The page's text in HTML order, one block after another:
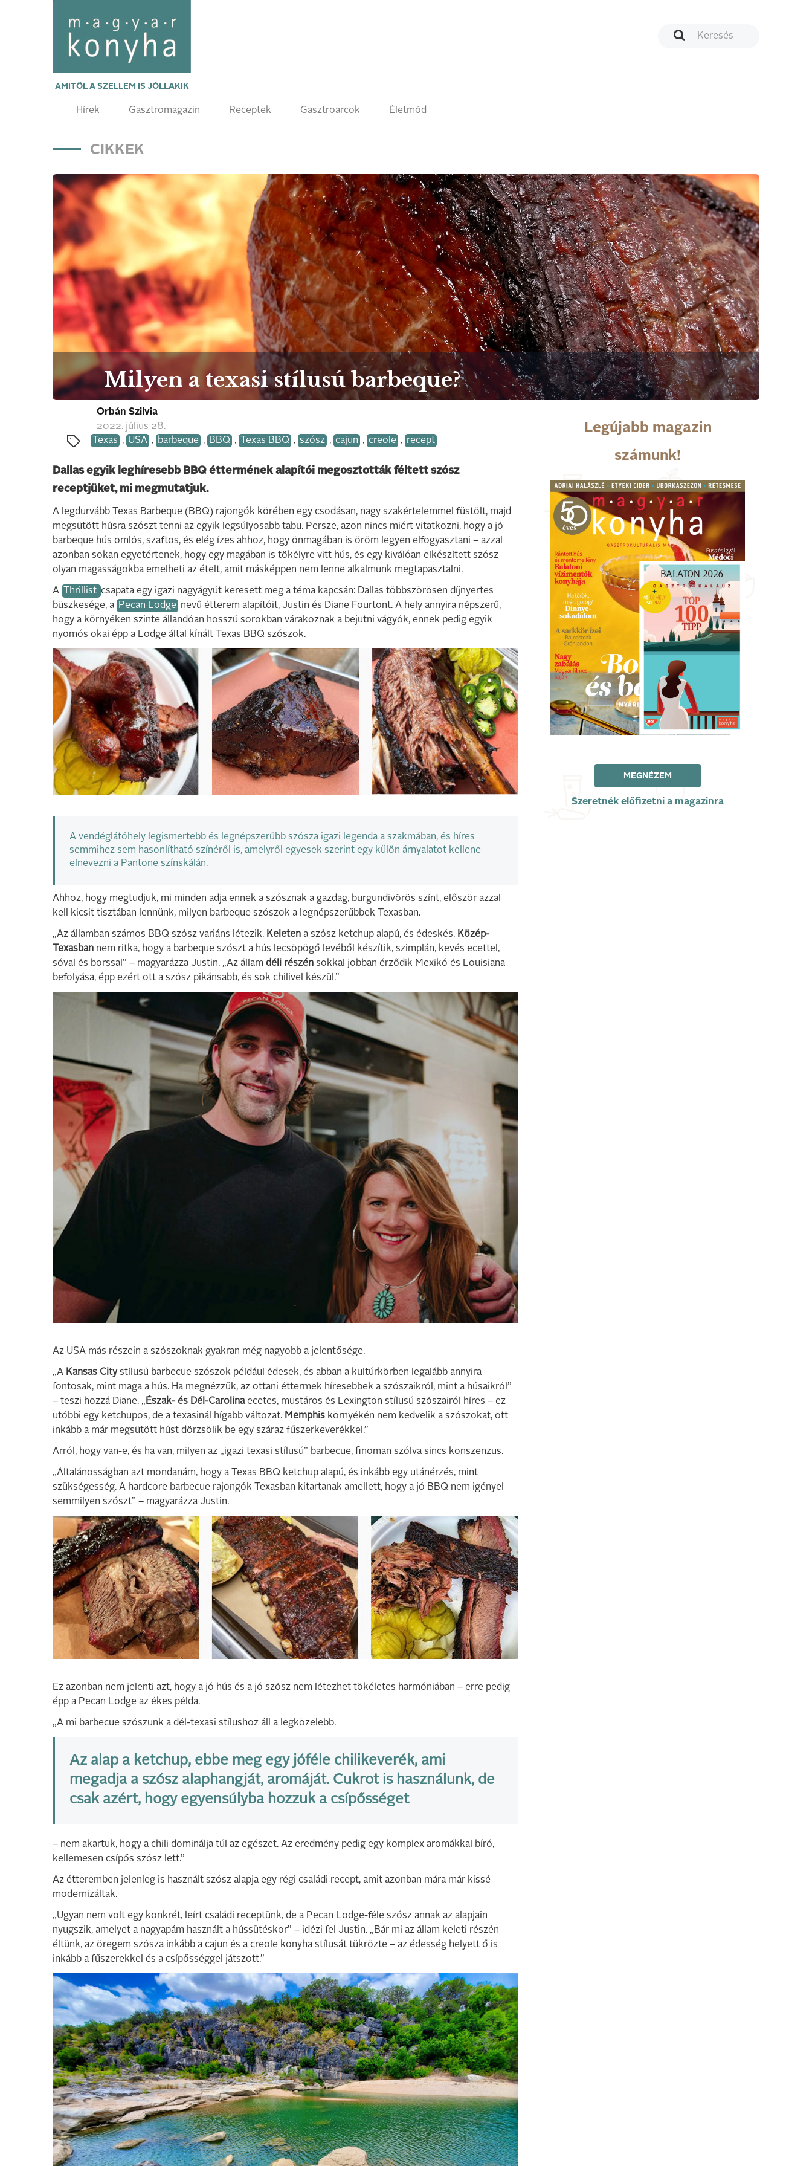
AMITŐL A SZELLEM IS JÓLLAKIK
Hírek Gasztromagazin Receptek Gasztroarcok Életmód
CIKKEK
Milyen a texasi stílusú barbeque?
Orbán Szilvia
2022. július 28.
Texas , USA , barbeque , BBQ , Texas BBQ , szósz , cajun , creole , recept
Dallas egyik leghíresebb BBQ éttermének alapítói megosztották féltett szósz
receptjüket, mi megmutatjuk.
A legdurvább Texas Barbeque (BBQ) rajongók körében egy csodásan, nagy szakértelemmel füstölt, majd
megsütött húsra szószt tenni az egyik legsúlyosabb tabu. Persze, azon nincs miért vitatkozni, hogy a jó
barbeque hús omlós, szaftos, és elég ízes ahhoz, hogy önmagában is öröm legyen elfogyasztani – azzal
azonban sokan egyetértenek, hogy egy magában is tökélyre vitt hús, és egy kiválóan elkészített szósz
olyan magasságokba emelheti az ételt, amit másképpen nem lenne alkalmunk megtapasztalni.
A Thrillist csapata egy igazi nagyágyút keresett meg a téma kapcsán: Dallas többszörösen díjnyertes
büszkesége, a Pecan Lodge nevű étterem alapítóit, Justin és Diane Fourtont. A hely annyira népszerű,
hogy a környéken szinte állandóan hosszú sorokban várakoznak a bejutni vágyók, ennek pedig egyik
nyomós okai épp a Lodge által kínált Texas BBQ szószok.
A vendéglátóhely legismertebb és legnépszerűbb szósza igazi legenda a szakmában, és híres
semmihez sem hasonlítható színéről is, amelyről egyesek szerint egy külön árnyalatot kellene
elnevezni a Pantone színskálán.
Ahhoz, hogy megtudjuk, mi minden adja ennek a szósznak a gazdag, burgundivörös színt, először azzal
kell kicsit tisztában lennünk, milyen barbeque szószok a legnépszerűbbek Texasban.
„Az államban számos BBQ szósz variáns létezik. Keleten a szósz ketchup alapú, és édeskés. Közép-
Texasban nem ritka, hogy a barbeque szószt a hús lecsöpögő levéből készítik, szimplán, kevés ecettel,
sóval és borssal” – magyarázza Justin. „Az állam déli részén sokkal jobban érződik Mexikó és Louisiana
befolyása, épp ezért ott a szósz pikánsabb, és sok chilivel készül.”
Az USA más részein a szószoknak gyakran még nagyobb a jelentősége.
„A Kansas Citystílusú barbecue szószok például édesek, és abban a kultúrkörben legalább annyira
fontosak, mint maga a hús. Ha megnézzük, az ottani éttermek híresebbek a szószaikról, mint a húsaikról”
– teszi hozzá Diane. „ Észak- és Dél-Carolinaecetes, mustáros és Lexington stílusú szószairól híres – ez
utóbbi egy ketchupos, de a texasinál hígabb változat. Memphis környékén nem kedvelik a szószokat, ott
inkább a már megsütött húst dörzsölik be egy száraz fűszerkeverékkel.”
Arról, hogy van-e, és ha van, milyen az „igazi texasi stílusú” barbecue, finoman szólva sincs konszenzus.
„Általánosságban azt mondanám, hogy a Texas BBQ ketchup alapú, és inkább egy utánérzés, mint
szükségesség. A hardcore barbecue rajongók Texasban kitartanak amellett, hogy a jó BBQ nem igényel
semmilyen szószt” – magyarázza Justin.
Ez azonban nem jelenti azt, hogy a jó hús és a jó szósz nem létezhet tökéletes harmóniában – erre pedig
épp a Pecan Lodge az ékes példa.
„A mi barbecue szószunk a dél-texasi stílushoz áll a legközelebb.
Az alap a ketchup, ebbe meg egy jóféle chilikeverék, ami
megadja a szósz alaphangját, aromáját. Cukrot is használunk, de
csak azért, hogy egyensúlyba hozzuk a csípősséget
– nem akartuk, hogy a chili dominálja túl az egészet. Az eredmény pedig egy komplex aromákkal bíró,
kellemesen csípős szósz lett.”
Az étteremben jelenleg is használt szósz alapja egy régi családi recept, amit azonban mára már kissé
modernizáltak.
„Ugyan nem volt egy konkrét, leírt családi receptünk, de a Pecan Lodge-féle szósz annak az alapjain
nyugszik, amelyet a nagyapám használt a hússütéskor” – idézi fel Justin. „Bár mi az állam keleti részén
éltünk, az öregem szósza inkább a cajun és a creole konyha stílusát tükrözte – az édesség helyett ő is
inkább a fűszerekkel és a csípősséggel játszott.”
Legújabb magazin
számunk!
MEGNÉZEM
Szeretnék előfizetni a magazinra